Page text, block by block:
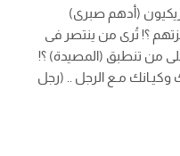
(أدهم صبرى)
؟! تُرى من ينتصر فى
من تنطبق (المصيدة) ؟!
وكيـانك مـع الرجل .. (رجل